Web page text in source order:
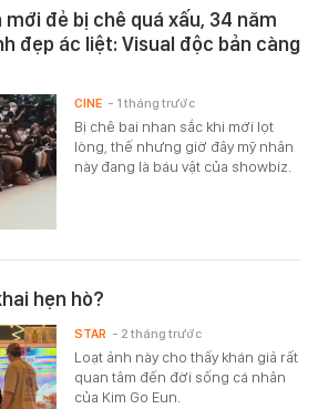
đẻ bị chê quá xấu, 34 năm
đẹp ác liệt: Visual độc bản càng
Bị chê bai nhan sắc khi mới lọt
lòng, thế nhưng giờ đây mỹ nhân
này đang là báu vật của showbiz.
CINE - 1 tháng trước
hẹn hò?
Loạt ảnh này cho thấy khán giả rất
quan tâm đến đời sống cá nhân
của Kim Go Eun.
STAR - 2 tháng trước